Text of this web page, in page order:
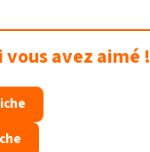
vous avez aimé !